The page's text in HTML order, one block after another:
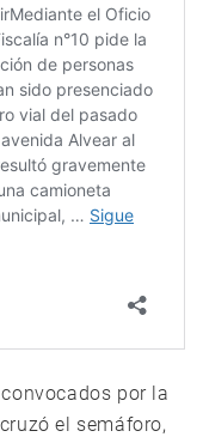
por la
el semáforo,